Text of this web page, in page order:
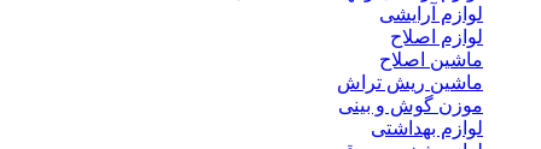
لوازم آرایشی
لوازم اصلاح
ماشین اصلاح
ماشین ریش تراش
موزن گوش و بینی
لوازم بهداشتی